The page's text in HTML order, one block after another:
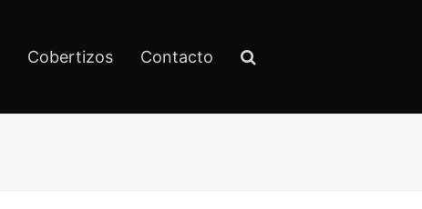
Cobertizos Contacto